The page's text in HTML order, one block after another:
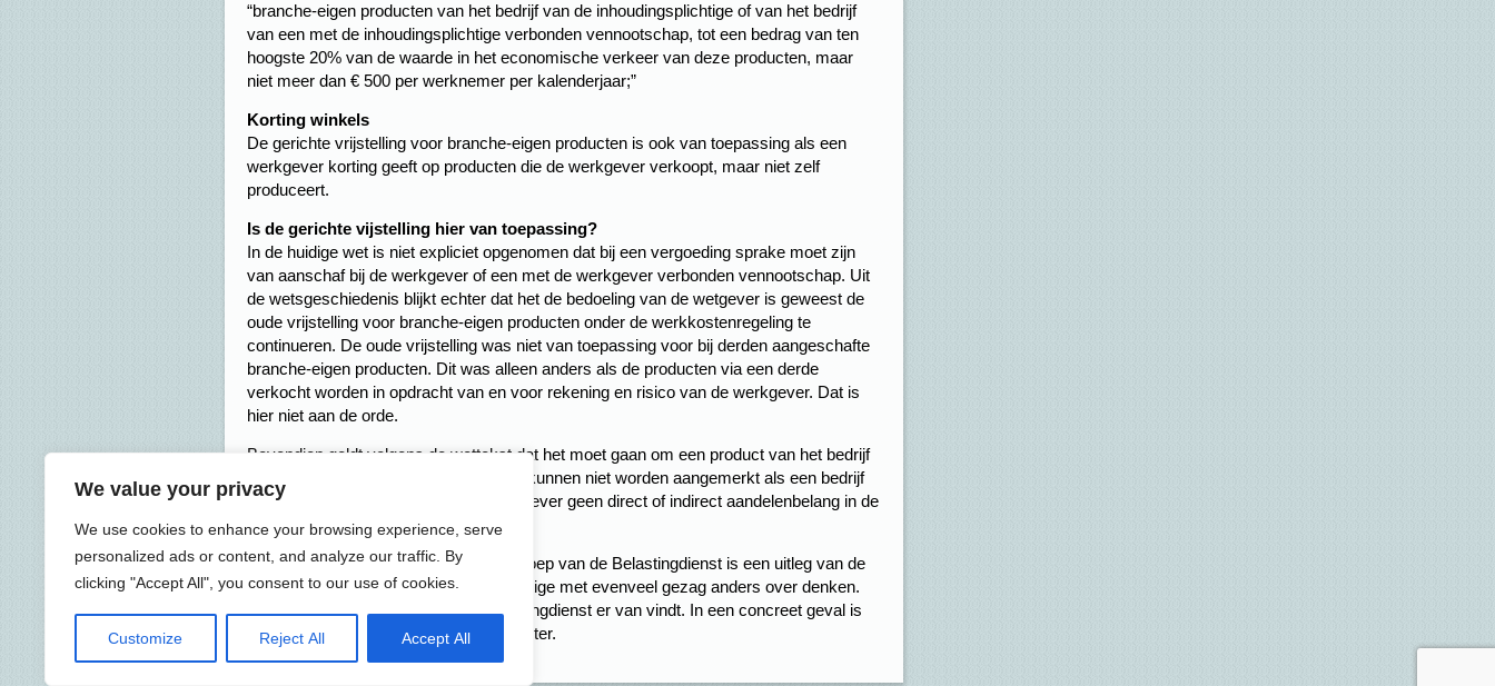
We value your privacy
We use cookies to enhance your browsing experience, serve
personalized ads or content, and analyze our traffic. By
clicking "Accept All", you consent to our use of cookies.
Customize Reject All Accept All
“branche-eigen producten van het bedrijf van de inhoudingsplichtige of van het bedrijf
van een met de inhoudingsplichtige verbonden vennootschap, tot een bedrag van ten
hoogste 20% van de waarde in het economische verkeer van deze producten, maar
niet meer dan € 500 per werknemer per kalenderjaar;”
Korting winkels
De gerichte vrijstelling voor branche-eigen producten is ook van toepassing als een
werkgever korting geeft op producten die de werkgever verkoopt, maar niet zelf
produceert.
Is de gerichte vijstelling hier van toepassing?
In de huidige wet is niet expliciet opgenomen dat bij een vergoeding sprake moet zijn
van aanschaf bij de werkgever of een met de werkgever verbonden vennootschap. Uit
de wetsgeschiedenis blijkt echter dat het de bedoeling van de wetgever is geweest de
oude vrijstelling voor branche-eigen producten onder de werkkostenregeling te
continueren. De oude vrijstelling was niet van toepassing voor bij derden aangeschafte
branche-eigen producten. Dit was alleen anders als de producten via een derde
verkocht worden in opdracht van en voor rekening en risico van de werkgever. Dat is
hier niet aan de orde.
Bovendien geldt volgens de wettekst dat het moet gaan om een product van het bedrijf
van de werkgever. De (online) winkels kunnen niet worden aangemerkt als een bedrijf
van de werkgever, aangezien de werkgever geen direct of indirect aandelenbelang in de
(online) winkels heeft.
Let op:Het standpunt van de kennisgroep van de Belastingdienst is een uitleg van de
wetstekst. Daar kan elke belastingplichtige met evenveel gezag anders over denken.
Duidelijk is in ieder geval wat de Belastingdienst er van vindt. In een concreet geval is
het laatste woord aan de (hoogste) rechter.